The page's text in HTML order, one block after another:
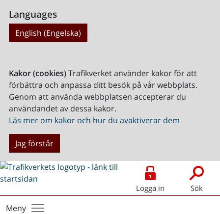
Languages
English (Engelska)
Kakor (cookies)Trafikverket använder kakor för att
förbättra och anpassa ditt besök på vår webbplats.
Genom att använda webbplatsen accepterar du
användandet av dessa kakor.
Läs mer om kakor och hur du avaktiverar dem
Jag förstår
Logga in Sök
Meny